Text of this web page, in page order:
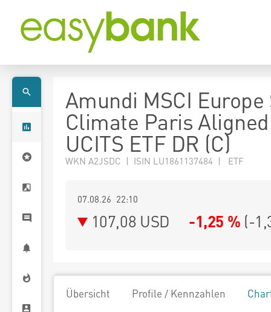
Amundi MSCI Europe
Climate Paris
UCITS ETF DR (C)
WKN A2JSDC | ISIN LU1861137484 | ETF
07.08.26 22:10
107,08 USD -1,25 % (-
Übersicht Profile / Kennzahlen